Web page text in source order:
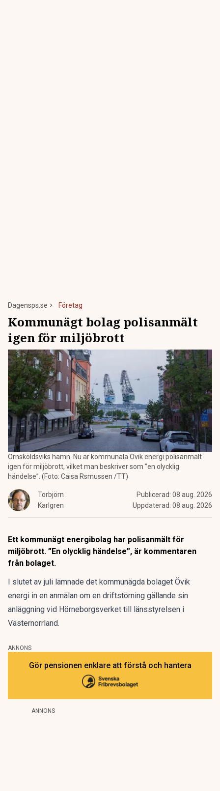
Dagensps.se Företag
Kommunägt bolag polisanmält
igen för miljöbrott
Örnsköldsviks hamn. Nu är kommunala Övik energi polisanmält
igen för miljöbrott, vilket man beskriver som ”en olycklig
händelse”. (Foto: Caisa Rsmussen /TT)
Torbjörn
Karlgren
Publicerad: 08 aug. 2026
Uppdaterad: 08 aug. 2026
Ett kommunägt energibolag har polisanmält för
miljöbrott. ”En olycklig händelse”, är kommentaren
från bolaget.
I slutet av juli lämnade det kommunägda bolaget Övik
energi in en anmälan om en driftstörning gällande sin
anläggning vid Hörneborgsverket till länsstyrelsen i
Västernorrland.
ANNONS
Gör pensionen enklare att förstå och hantera
ANNONS